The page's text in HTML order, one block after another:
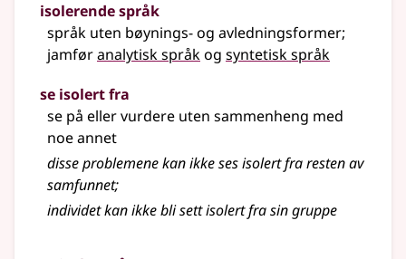
isolerende språk
språk uten bøynings- og avledningsformer;
jamføranalytisk språkog syntetisk språk
se isolert fra
se på eller vurdere uten sammenheng med
noe annet
disse problemene kan ikke ses isolert fra resten av
samfunnet;
individet kan ikke bli sett isolert fra sin gruppe